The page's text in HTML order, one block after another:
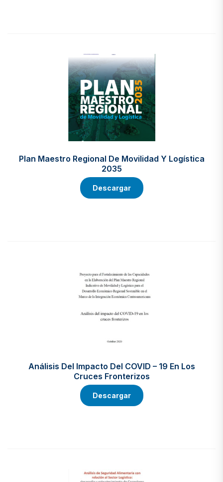
Plan Maestro Regional De Movilidad Y Logística
2035
Descargar
Análisis Del Impacto Del COVID – 19 En Los
Cruces Fronterizos
Descargar